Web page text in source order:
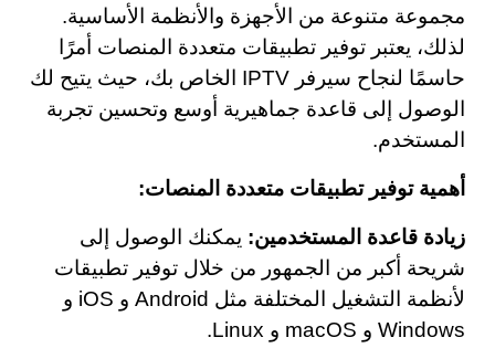
مجموعة متنوعة من الأجهزة والأنظمة الأساسية.
لذلك، يعتبر توفير تطبيقات متعددة المنصات أمرًا
حاسمًا لنجاح سيرفر IPTV الخاص بك، حيث يتيح لك
الوصول إلى قاعدة جماهيرية أوسع وتحسين تجربة
المستخدم.
أهمية توفير تطبيقات متعددة المنصات:
زيادة قاعدة المستخدمين: يمكنك الوصول إلى
شريحة أكبر من الجمهور من خلال توفير تطبيقات
لأنظمة التشغيل المختلفة مثل Android و iOS و
Windows و macOS و Linux.